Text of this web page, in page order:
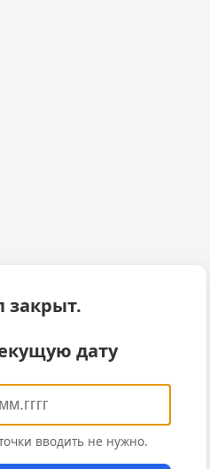
закрыт.
дату
вводить не нужно.